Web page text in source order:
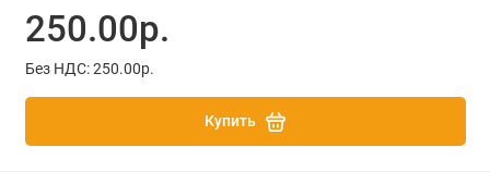
250.00р.
Без НДС: 250.00р.
Купить